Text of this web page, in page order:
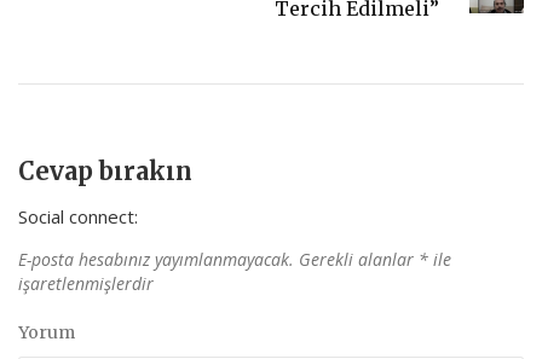
Tercih Edilmeli”
Cevap bırakın
Social connect:
E-posta hesabınız yayımlanmayacak. Gerekli alanlar * ile
işaretlenmişlerdir
Yorum